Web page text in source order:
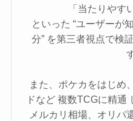
「当たりやす
といった “ユーザーが
分” を第三者視点で検
また、ポケカをはじめ
ドなど 複数TCGに精通
メルカリ相場、オリパ